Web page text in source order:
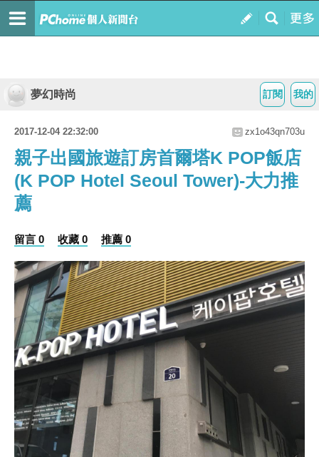
我的
訂閱
夢幻時尚
2017-12-04 22:32:00 zx1o43qn703u
親子出國旅遊訂房首爾塔K POP飯店
(K POP Hotel Seoul Tower)-大力推
薦
留言 0 收藏 0 推薦 0